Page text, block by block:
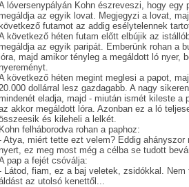
lóversenypályán Kohn észreveszi, hogy egy
megáldja az egyik lovat. Megjegyzi a lovat,
következő futamot az addig esélytelennek
következő héten futam előtt elbújik az
megáldja az egyik paripát. Emberünk rohan a
lóra, majd amikor tényleg a megáldott ló nyer,
nyereményt.
következő héten megint meglesi a papot,
dollárral lesz gazdagabb. A nagy
mindenét eladja, majd - miután ismét kileste a
akkor megáldott lóra. Azonban ez a ló
és kileheli a lelkét.
Kohn felháborodva rohan a paphoz:
Atya, miért tette ezt velem? Eddig ahányszor
nyert, ez meg most még a célba se tudott
pap a fejét csóválja:
Látod, fiam, ez a baj veletek, zsidókkal.
az utolsó kenettől...